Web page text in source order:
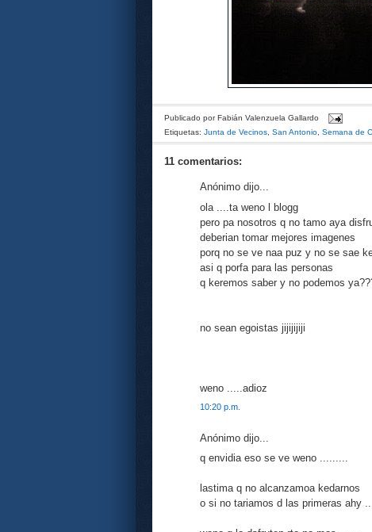
Publicado por Fabián Valenzuela Gallardo
Etiquetas: Junta de Vecinos, San Antonio, Semana de
11 comentarios:
Anónimo dijo...
ola ....ta weno l blogg
pero pa nosotros q no tamo aya
deberian tomar mejores imagenes
porq no se ve naa puz y no se sae
asi q porfa para las personas
q keremos saber y no podemos
no sean egoistas jijijijiji
weno .....adioz
10:20 p.m.
Anónimo dijo...
q envidia eso se ve weno .........
lastima q no alcanzamoa kedarnos
o si no tariamos d las primeras ahy